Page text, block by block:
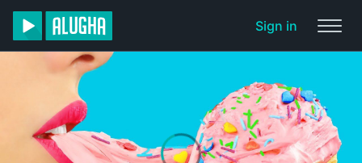
Sign in